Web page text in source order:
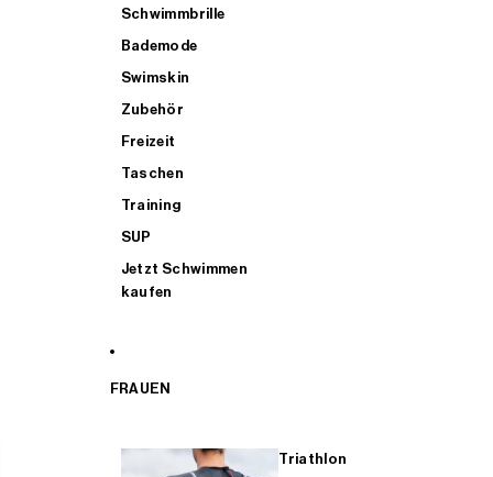
Schwimmbrille
Bademode
Swimskin
Zubehör
Freizeit
Taschen
Training
SUP
Jetzt Schwimmen
kaufen
FRAUEN
Triathlon